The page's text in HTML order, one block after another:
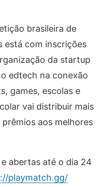
brasileira de
está com inscrições
da startup
edtech na conexão
games, escolas e
vai distribuir mais
aos melhores
abertas até o dia 24
playmatch.gg/